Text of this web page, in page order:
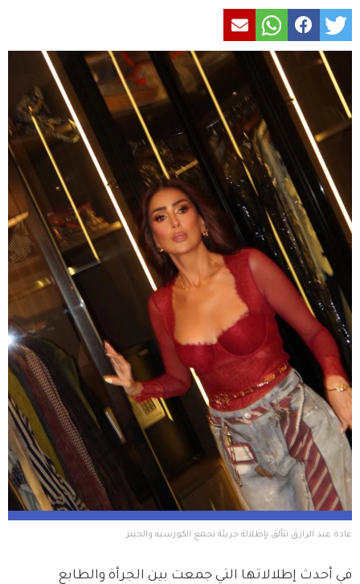
غادة عبد الرازق تتألق بإطلالة جريئة تجمع الكورسيه والجينز
في أحدث إطلالاتها التي جمعت بين الجرأة والطابع